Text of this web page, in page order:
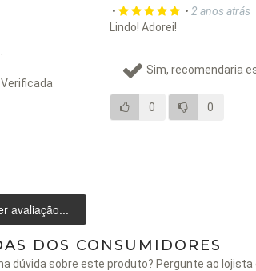
• •2 anos atrás
Lindo! Adorei!
Sim, recomendaria
0 0
avaliação...
DOS CONSUMIDORES
dúvida sobre este produto? Pergunte ao